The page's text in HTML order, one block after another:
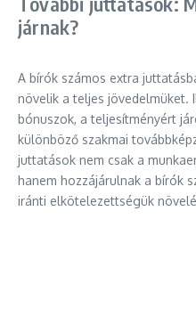
járnak?
A bírók számos extra
növelik a teljes jövedelmüket.
bónuszok, a teljesítményért
különböző szakmai
juttatások nem csak a
hanem hozzájárulnak a bírók
iránti elkötelezettségük